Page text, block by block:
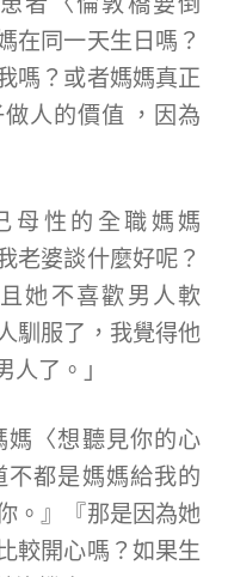
在同一天生日嗎？
嗎？或者媽媽真正
人的價值 ，因為
母性的全職媽媽
老婆談什麼好呢？
她不喜歡男人軟
馴服了，我覺得他
了。」
〈想聽見你的心
都是媽媽給我的
。』『那是因為她
較開心嗎？如果生